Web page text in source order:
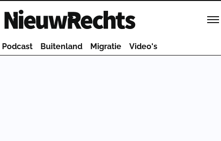
Homepage van NieuwRechts
Podcast Buitenland Migratie Video's